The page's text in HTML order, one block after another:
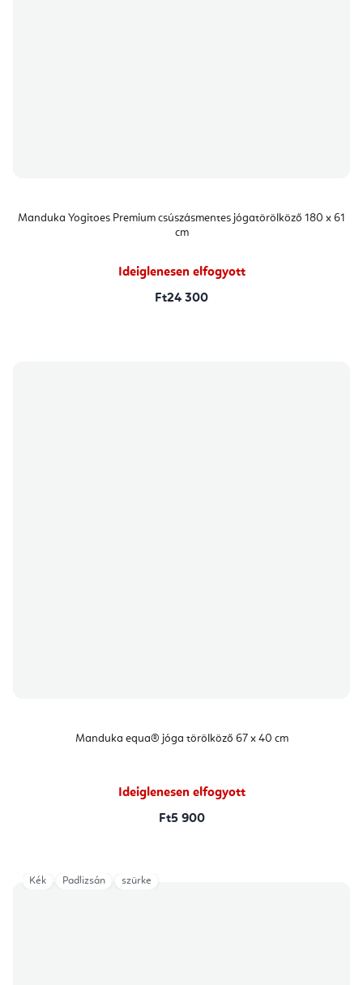
Manduka Yogitoes Premium csúszásmentes jógatörölköző 180 x 61
cm
Ideiglenesen elfogyott
Ft24 300
Manduka equa® jóga törölköző 67 x 40 cm
Ideiglenesen elfogyott
Ft5 900
Kék Padlizsán szürke